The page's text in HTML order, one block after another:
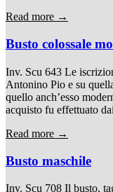
Read more →
Busto colossale
Inv. Scu 643 Le
Antonino Pio e su
quello anch’esso
acquisto fu effettuato
Read more →
Busto maschile
Inv. Scu 708 Il busto,